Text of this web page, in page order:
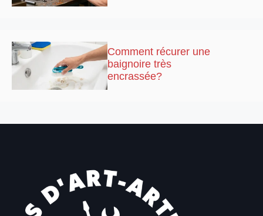
Comment récurer une
baignoire très
encrassée?